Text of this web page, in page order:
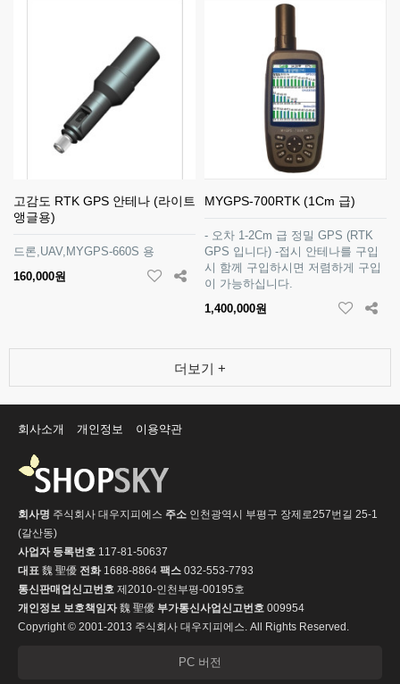
고감도 RTK GPS 안테나 (라이트
앵글용)
드론,UAV,MYGPS-660S 용
160,000원
MYGPS-700RTK (1Cm 급)
- 오차 1-2Cm 급 정밀 GPS (RTK
GPS 입니다) -접시 안테나를 구입
시 함께 구입하시면 저렴하게 구입
이 가능하십니다.
1,400,000원
더보기 +
회사소개 개인정보 이용약관
회사명 주식회사 대우지피에스 주소 인천광역시 부평구 장제로257번길 25-1
(갈산동)
사업자 등록번호 117-81-50637
대표 魏 聖優 전화1688-8864 팩스 032-553-7793
통신판매업신고번호 제2010-인천부평-00195호
개인정보 보호책임자魏 聖優 부가통신사업신고번호 009954
Copyright © 2001-2013 주식회사 대우지피에스. All Rights Reserved.
PC 버전